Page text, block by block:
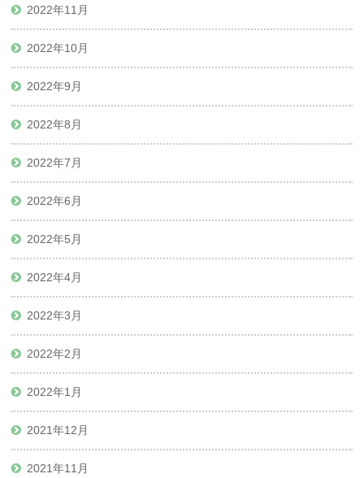
2022年11月
2022年10月
2022年9月
2022年8月
2022年7月
2022年6月
2022年5月
2022年4月
2022年3月
2022年2月
2022年1月
2021年12月
2021年11月